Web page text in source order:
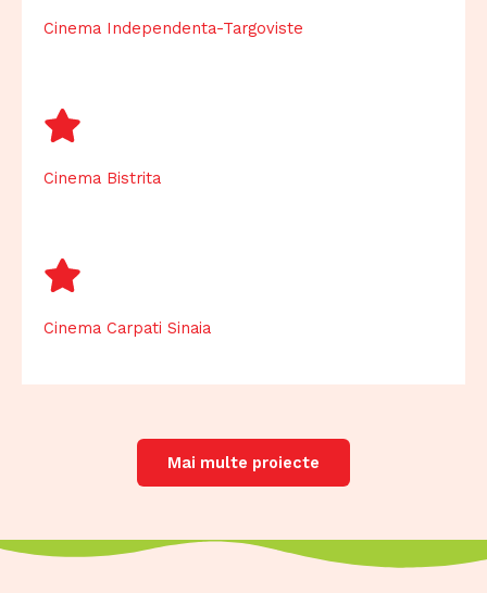
Cinema Independenta-Targoviste
Cinema Bistrita
Cinema Carpati Sinaia
Mai multe proiecte